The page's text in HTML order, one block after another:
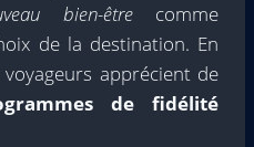
bien-êtrecomme
de la destination. En
apprécient de
de fidélité